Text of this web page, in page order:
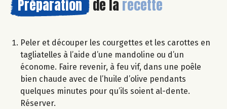
Préparation de la recette
Peler et découper les courgettes et les carottes en
tagliatelles à l’aide d’une mandoline ou d’un
économe. Faire revenir, à feu vif, dans une poêle
bien chaude avec de l’huile d’olive pendants
quelques minutes pour qu’ils soient al-dente.
Réserver.